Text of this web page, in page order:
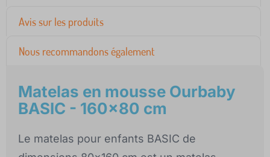
Avis sur les produits
Nous recommandons également
Matelas en mousse Ourbaby
BASIC - 160x80 cm
Le matelas pour enfants BASIC de